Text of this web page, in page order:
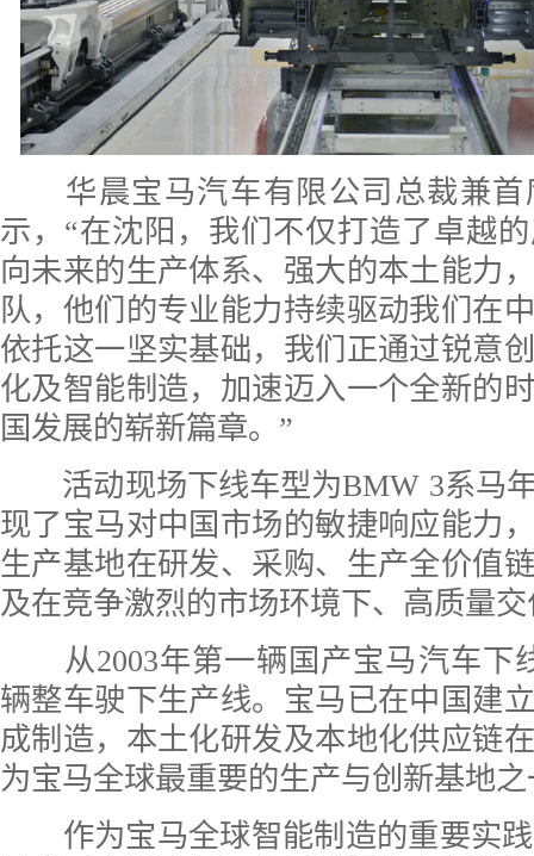
华晨宝马汽车有限公司总裁兼首
示，“在沈阳，我们不仅打造了卓越
向未来的生产体系、强大的本土能力
队，他们的专业能力持续驱动我们在
依托这一坚实基础，我们正通过锐意
化及智能制造，加速迈入一个全新的
国发展的崭新篇章。”
活动现场下线车型为BMW 3系马
现了宝马对中国市场的敏捷响应能力
生产基地在研发、采购、生产全价值
及在竞争激烈的市场环境下、高质量
从2003年第一辆国产宝马汽车下
辆整车驶下生产线。宝马已在中国建
成制造，本土化研发及本地化供应链
为宝马全球最重要的生产与创新基地
作为宝马全球智能制造的重要实践